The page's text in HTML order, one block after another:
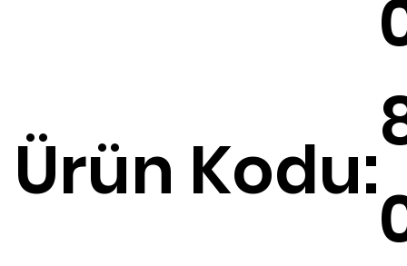
Ürün Kodu: